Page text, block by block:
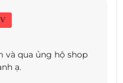
và qua ủng hộ shop
ạ.